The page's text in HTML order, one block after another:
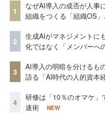
1
なぜAI導入の成否が人事
組織をつくる「組織OS
2
生成AIがマネジメントに
化ではなく「メンバーへ
3
AI導入の明暗を分けるも
語る「AI時代の人的資本
4
研修は「10％のオマケ
速術
NEW